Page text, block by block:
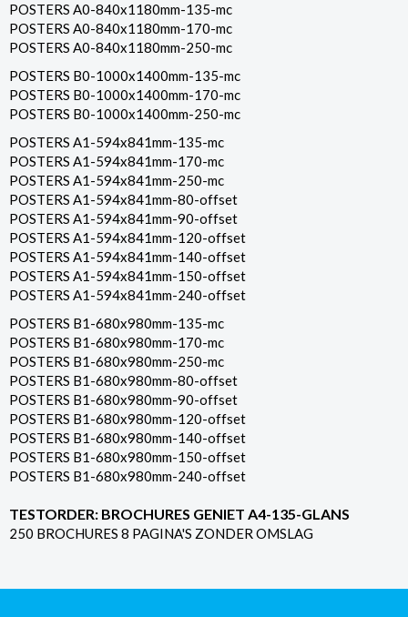
POSTERS A0-840x1180mm-135-mc
POSTERS A0-840x1180mm-170-mc
POSTERS A0-840x1180mm-250-mc
POSTERS B0-1000x1400mm-135-mc
POSTERS B0-1000x1400mm-170-mc
POSTERS B0-1000x1400mm-250-mc
POSTERS A1-594x841mm-135-mc
POSTERS A1-594x841mm-170-mc
POSTERS A1-594x841mm-250-mc
POSTERS A1-594x841mm-80-offset
POSTERS A1-594x841mm-90-offset
POSTERS A1-594x841mm-120-offset
POSTERS A1-594x841mm-140-offset
POSTERS A1-594x841mm-150-offset
POSTERS A1-594x841mm-240-offset
POSTERS B1-680x980mm-135-mc
POSTERS B1-680x980mm-170-mc
POSTERS B1-680x980mm-250-mc
POSTERS B1-680x980mm-80-offset
POSTERS B1-680x980mm-90-offset
POSTERS B1-680x980mm-120-offset
POSTERS B1-680x980mm-140-offset
POSTERS B1-680x980mm-150-offset
POSTERS B1-680x980mm-240-offset
TESTORDER: BROCHURES GENIET A4-135-GLANS
250 BROCHURES 8 PAGINA'S ZONDER OMSLAG